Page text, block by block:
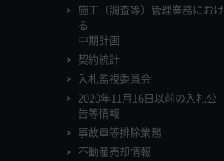
施工（調査等）管理業務におけ
る
中期計画
契約統計
入札監視委員会
2020年11月16日以前の入札公
告等情報
事故車等排除業務
不動産売却情報